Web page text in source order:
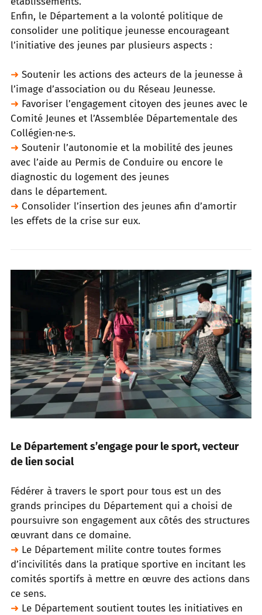
Enfin, le Département a la volonté politique de
consolider une politique jeunesse encourageant
l’initiative des jeunes par plusieurs aspects :
➜ Soutenir les actions des acteurs de la jeunesse à
l’image d’association ou du Réseau Jeunesse.
➜ Favoriser l’engagement citoyen des jeunes avec le
Comité Jeunes et l’Assemblée Départementale des
Collégien·ne·s.
➜ Soutenir l’autonomie et la mobilité des jeunes
avec l’aide au Permis de Conduire ou encore le
diagnostic du logement des jeunes
dans le département.
➜ Consolider l’insertion des jeunes afin d’amortir
les effets de la crise sur eux.
Le Département s’engage pour le sport, vecteur
de lien social
Fédérer à travers le sport pour tous est un des
grands principes du Département qui a choisi de
poursuivre son engagement aux côtés des structures
œuvrant dans ce domaine.
➜ Le Département milite contre toutes formes
d’incivilités dans la pratique sportive en incitant les
comités sportifs à mettre en œuvre des actions dans
ce sens.
➜ Le Département soutient toutes les initiatives en